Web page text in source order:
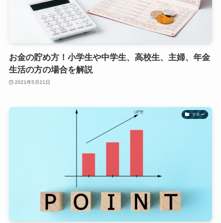
お金の貯め方！小学生や中学生、高校生、主婦、年金
生活の方の場合を解説
2021年5月21日
マネー